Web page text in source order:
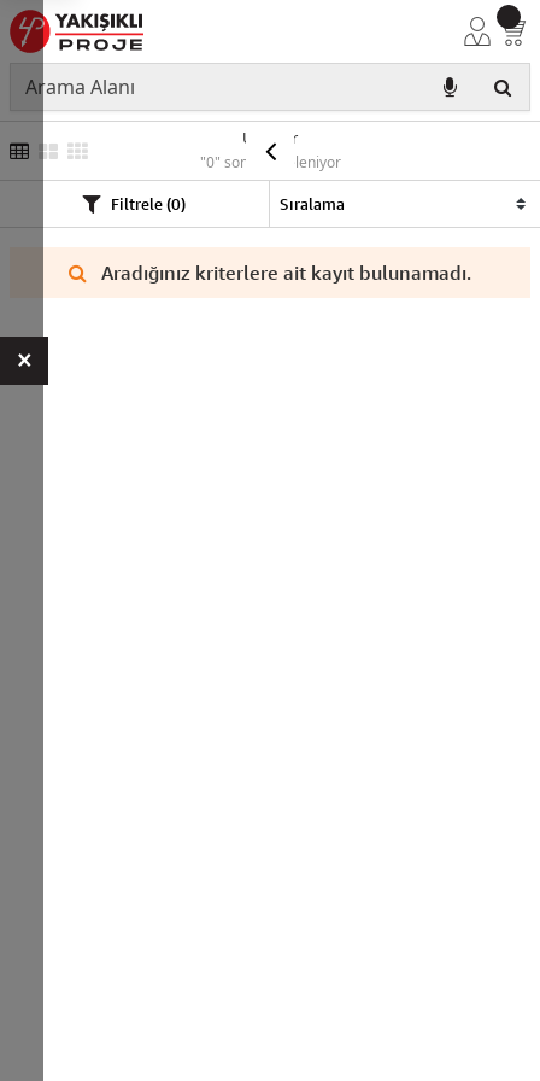
Ürünler
"0" sonuç listeleniyor
Filtrele (0)
Aradığınız kriterlere ait kayıt bulunamadı.
×